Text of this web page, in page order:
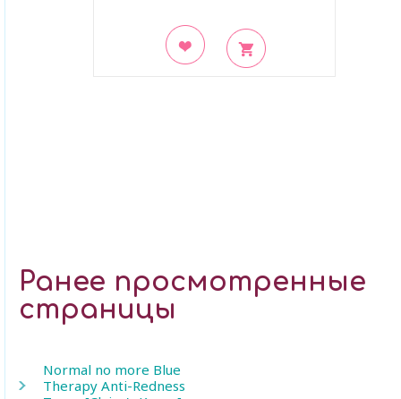
Ранее просмотренные
страницы
Normal no more Blue
Therapy Anti-Redness